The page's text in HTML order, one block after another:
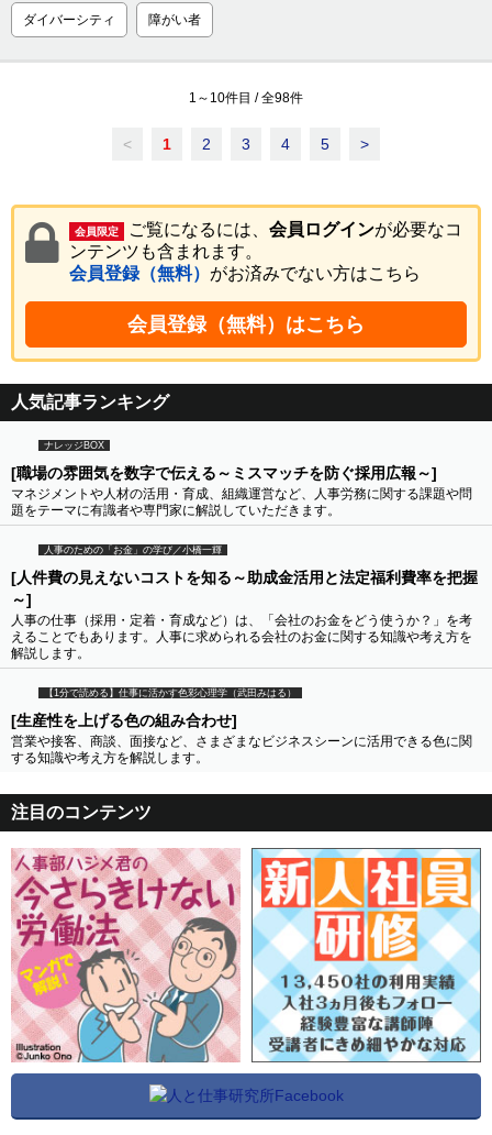
ダイバーシティ
障がい者
1 ～ 10件目 / 全98件
< 1 2 3 4 5 >
会員限定 ご覧になるには、 会員ログインが必要なコ
ンテンツも含まれます。
会員登録（無料） がお済みでない方はこちら
会員登録（無料）はこちら
人気記事ランキング
ナレッジBOX
[職場の雰囲気を数字で伝える～ミスマッチを防ぐ採用広報～]
マネジメントや人材の活用・育成、組織運営など、人事労務に関する課題や問
題をテーマに有識者や専門家に解説していただきます。
人事のための「お金」の学び／小橋一輝
[人件費の見えないコストを知る～助成金活用と法定福利費率を把握
～]
人事の仕事（採用・定着・育成など）は、「会社のお金をどう使うか？」を考
えることでもあります。人事に求められる会社のお金に関する知識や考え方を
解説します。
【1分で読める】仕事に活かす色彩心理学（武田みはる）
[生産性を上げる色の組み合わせ]
営業や接客、商談、面接など、さまざまなビジネスシーンに活用できる色に関
する知識や考え方を解説します。
注目のコンテンツ